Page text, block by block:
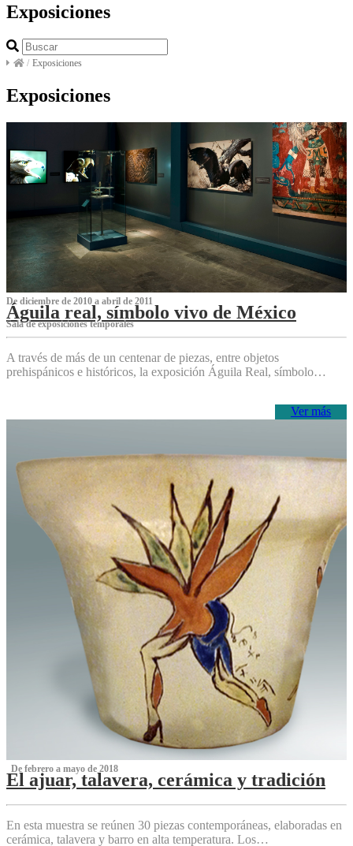
Exposiciones
/ Exposiciones
Exposiciones
De diciembre de 2010 a abril de 2011
Águila real, símbolo vivo de México
Sala de exposiciones temporales
A través de más de un centenar de piezas, entre objetos
prehispánicos e históricos, la exposición Águila Real, símbolo…
Ver más
‌ De febrero a mayo de 2018
El ajuar, talavera, cerámica y tradición
‌
En esta muestra se reúnen 30 piezas contemporáneas, elaboradas en
cerámica, talavera y barro en alta temperatura. Los…